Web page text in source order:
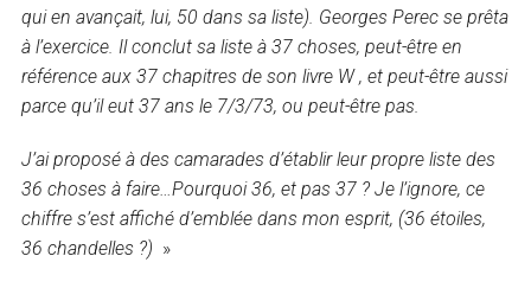
qui en avançait, lui, 50 dans sa liste). Georges Perec se prêta
à l’exercice. Il conclut sa liste à 37 choses, peut-être en
référence aux 37 chapitres de son livre W , et peut-être aussi
parce qu’il eut 37 ans le 7/3/73, ou peut-être pas.
J’ai proposé à des camarades d’établir leur propre liste des
36 choses à faire…Pourquoi 36, et pas 37 ? Je l’ignore, ce
chiffre s’est affiché d’emblée dans mon esprit, (36 étoiles,
36 chandelles ?) »